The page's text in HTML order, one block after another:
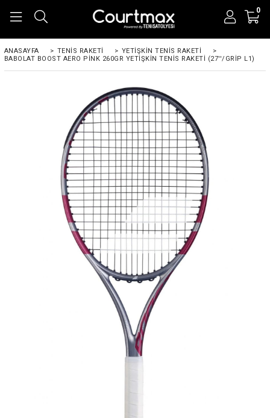
0
ANASAYFA > TENIS RAKETI > YETIŞKIN TENIS RAKETI
>
BABOLAT BOOST AERO PINK 260GR YETIŞKIN TENIS RAKETI (27''/GRIP L1)